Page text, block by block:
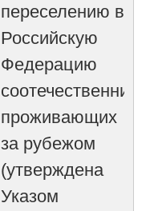
переселению в
Российскую
Федерацию
проживающих
за рубежом
(утверждена
Указом